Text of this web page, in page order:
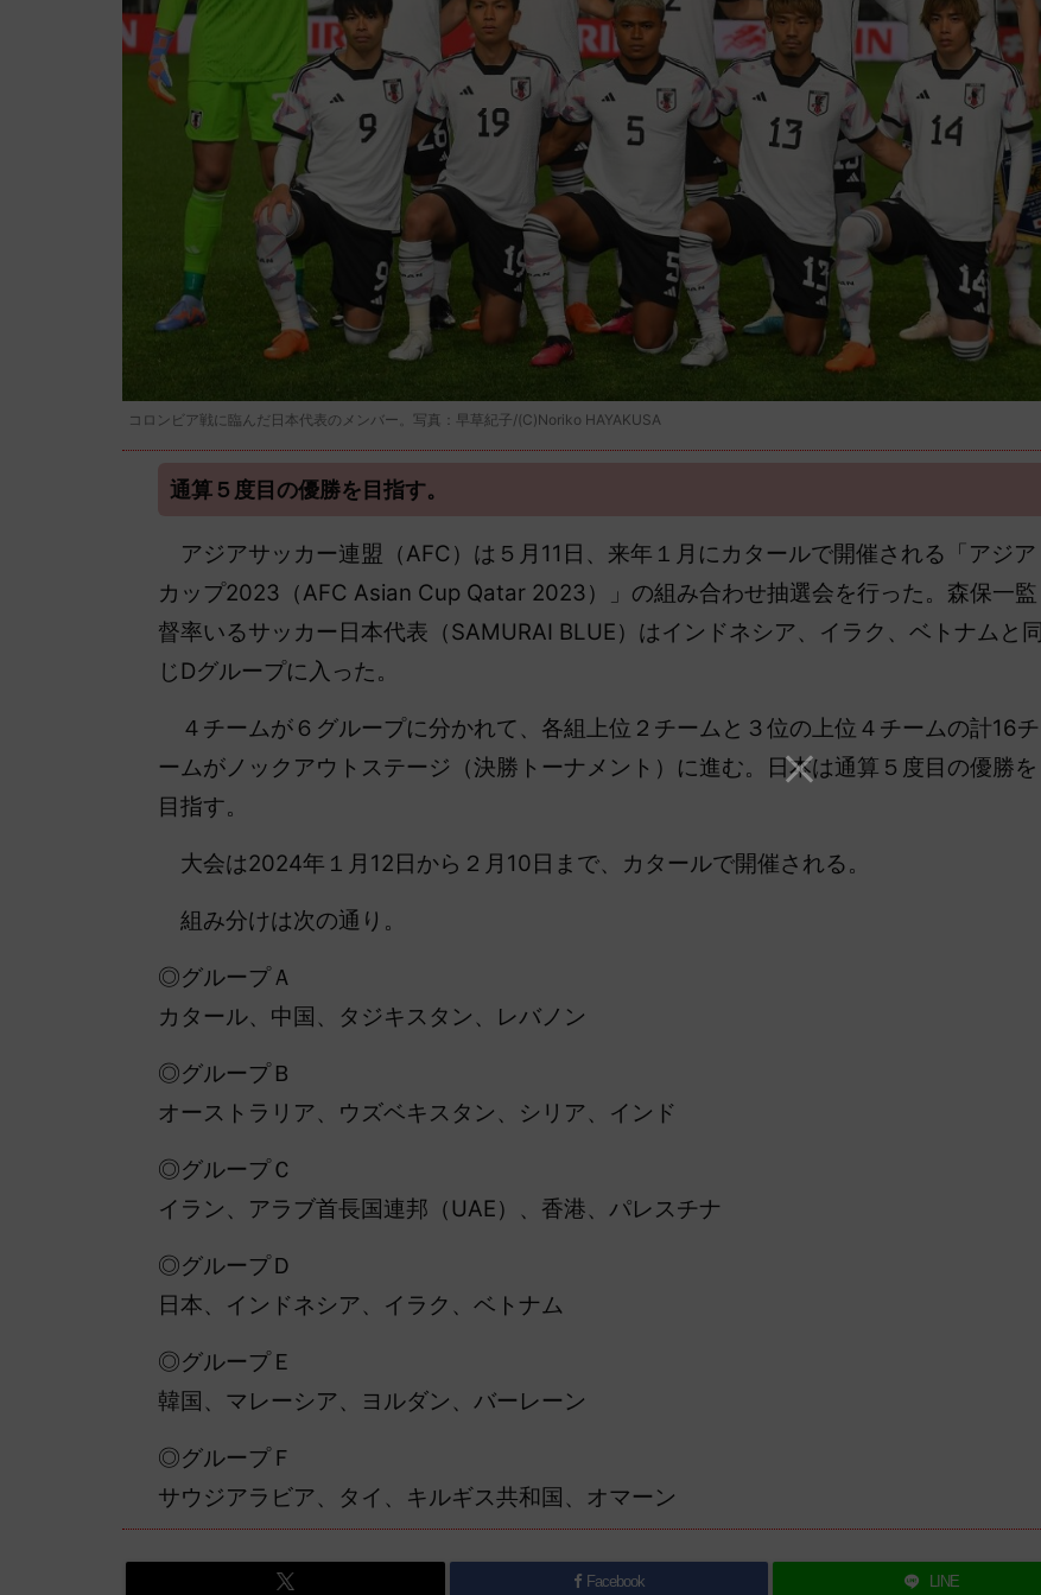
コロンビア戦に臨んだ日本代表のメンバー。写真：早草紀子/(C)Noriko HAYAKUSA
通算５度目の優勝を目指す。
アジアサッカー連盟（AFC）は５月11日、来年１月にカタールで開催される「アジア
カップ2023（AFC Asian Cup Qatar 2023）」の組み合わせ抽選会を行った。森保一監
督率いるサッカー日本代表（SAMURAI BLUE）はインドネシア、イラク、ベトナムと同
じDグループに入った。
４チームが６グループに分かれて、各組上位２チームと３位の上位４チームの計16チ
ームがノックアウトステージ（決勝トーナメント）に進む。日本は通算５度目の優勝を
目指す。
大会は2024年１月12日から２月10日まで、カタールで開催される。
組み分けは次の通り。
◎グループＡ
カタール、中国、タジキスタン、レバノン
◎グループＢ
オーストラリア、ウズベキスタン、シリア、インド
◎グループＣ
イラン、アラブ首長国連邦（UAE）、香港、パレスチナ
◎グループＤ
日本、インドネシア、イラク、ベトナム
◎グループＥ
韓国、マレーシア、ヨルダン、バーレーン
◎グループＦ
サウジアラビア、タイ、キルギス共和国、オマーン
Facebook LINE